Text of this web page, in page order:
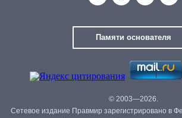
Памяти основателя
© 2003—2026.
Сетевое издание Правмир зарегистрировано в